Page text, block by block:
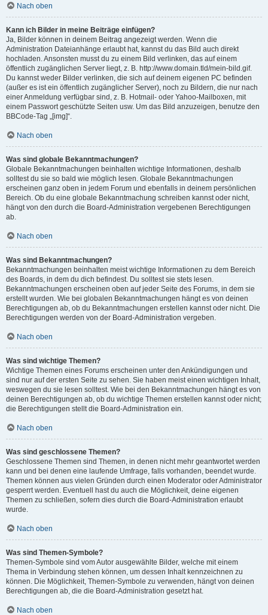
Nach oben
Kann ich Bilder in meine Beiträge einfügen?
Ja, Bilder können in deinem Beitrag angezeigt werden. Wenn die
Administration Dateianhänge erlaubt hat, kannst du das Bild auch direkt
hochladen. Ansonsten musst du zu einem Bild verlinken, das auf einem
öffentlich zugänglichen Server liegt, z. B. http://www.domain.tld/mein-bild.gif.
Du kannst weder Bilder verlinken, die sich auf deinem eigenen PC befinden
(außer es ist ein öffentlich zugänglicher Server), noch zu Bildern, die nur nach
einer Anmeldung verfügbar sind, z. B. Hotmail- oder Yahoo-Mailboxen, mit
einem Passwort geschützte Seiten usw. Um das Bild anzuzeigen, benutze den
BBCode-Tag „[img]“.
Nach oben
Was sind globale Bekanntmachungen?
Globale Bekanntmachungen beinhalten wichtige Informationen, deshalb
solltest du sie so bald wie möglich lesen. Globale Bekanntmachungen
erscheinen ganz oben in jedem Forum und ebenfalls in deinem persönlichen
Bereich. Ob du eine globale Bekanntmachung schreiben kannst oder nicht,
hängt von den durch die Board-Administration vergebenen Berechtigungen
ab.
Nach oben
Was sind Bekanntmachungen?
Bekanntmachungen beinhalten meist wichtige Informationen zu dem Bereich
des Boards, in dem du dich befindest. Du solltest sie stets lesen.
Bekanntmachungen erscheinen oben auf jeder Seite des Forums, in dem sie
erstellt wurden. Wie bei globalen Bekanntmachungen hängt es von deinen
Berechtigungen ab, ob du Bekanntmachungen erstellen kannst oder nicht. Die
Berechtigungen werden von der Board-Administration vergeben.
Nach oben
Was sind wichtige Themen?
Wichtige Themen eines Forums erscheinen unter den Ankündigungen und
sind nur auf der ersten Seite zu sehen. Sie haben meist einen wichtigen Inhalt,
weswegen du sie lesen solltest. Wie bei den Bekanntmachungen hängt es von
deinen Berechtigungen ab, ob du wichtige Themen erstellen kannst oder nicht;
die Berechtigungen stellt die Board-Administration ein.
Nach oben
Was sind geschlossene Themen?
Geschlossene Themen sind Themen, in denen nicht mehr geantwortet werden
kann und bei denen eine laufende Umfrage, falls vorhanden, beendet wurde.
Themen können aus vielen Gründen durch einen Moderator oder Administrator
gesperrt werden. Eventuell hast du auch die Möglichkeit, deine eigenen
Themen zu schließen, sofern dies durch die Board-Administration erlaubt
wurde.
Nach oben
Was sind Themen-Symbole?
Themen-Symbole sind vom Autor ausgewählte Bilder, welche mit einem
Thema in Verbindung stehen können, um dessen Inhalt kennzeichnen zu
können. Die Möglichkeit, Themen-Symbole zu verwenden, hängt von deinen
Berechtigungen ab, die die Board-Administration gesetzt hat.
Nach oben